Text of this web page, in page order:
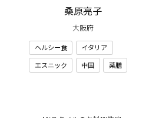
桑原亮子
大阪府
ヘルシー食
イタリア
エスニック
中国 薬膳